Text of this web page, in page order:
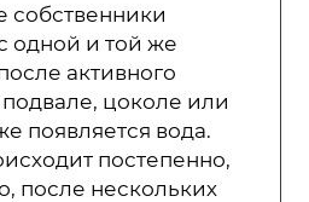
собственники
одной и той же
активного
подвале, цоколе или
появляется вода.
постепенно,
после нескольких